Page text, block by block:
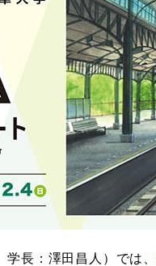
ーリーマンガコース
代マンガコース
ラクターデザインコース
メーションコース
長：澤田昌人）では、